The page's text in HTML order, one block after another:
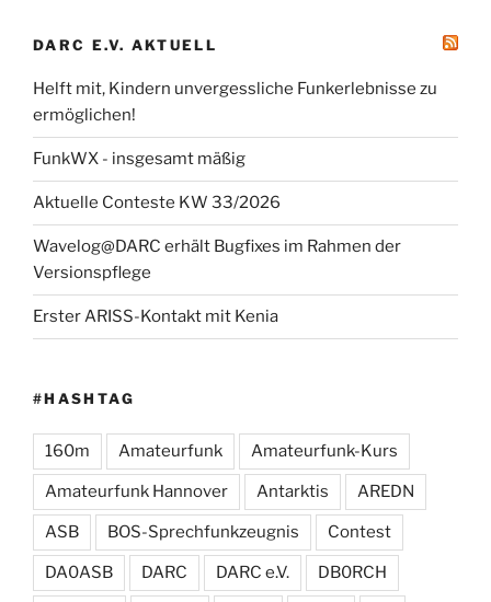
DARC E.V. AKTUELL
Helft mit, Kindern unvergessliche Funkerlebnisse zu
ermöglichen!
FunkWX - insgesamt mäßig
Aktuelle Conteste KW 33/2026
Wavelog@DARC erhält Bugfixes im Rahmen der
Versionspflege
Erster ARISS-Kontakt mit Kenia
#HASHTAG
160m Amateurfunk Amateurfunk-Kurs
Amateurfunk Hannover Antarktis AREDN
ASB BOS-Sprechfunkzeugnis Contest
DA0ASB DARC DARC e.V. DB0RCH